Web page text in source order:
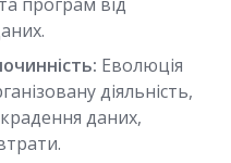
Еволюція
діяльність,
даних,